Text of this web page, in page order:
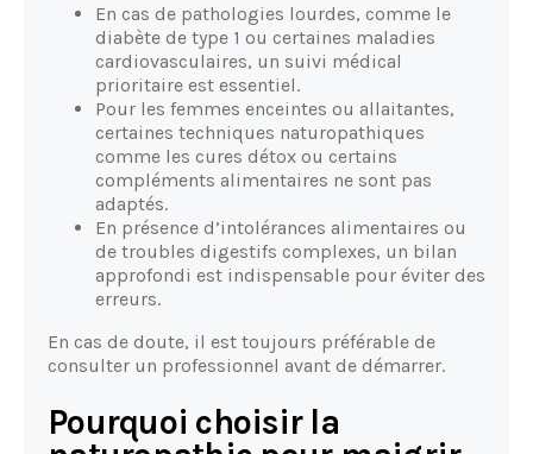
En cas de pathologies lourdes, comme le
diabète de type 1 ou certaines maladies
cardiovasculaires, un suivi médical
prioritaire est essentiel.
Pour les femmes enceintes ou allaitantes,
certaines techniques naturopathiques
comme les cures détox ou certains
compléments alimentaires ne sont pas
adaptés.
En présence d’intolérances alimentaires ou
de troubles digestifs complexes, un bilan
approfondi est indispensable pour éviter des
erreurs.
En cas de doute, il est toujours préférable de
consulter un professionnel avant de démarrer.
Pourquoi choisir la